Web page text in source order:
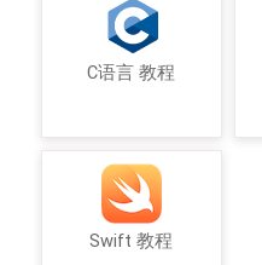
C语言 教程
Swift 教程